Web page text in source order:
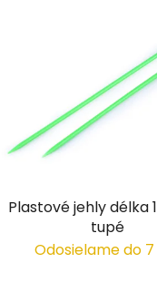
Plastové jehly délka
tupé
Odosielame do